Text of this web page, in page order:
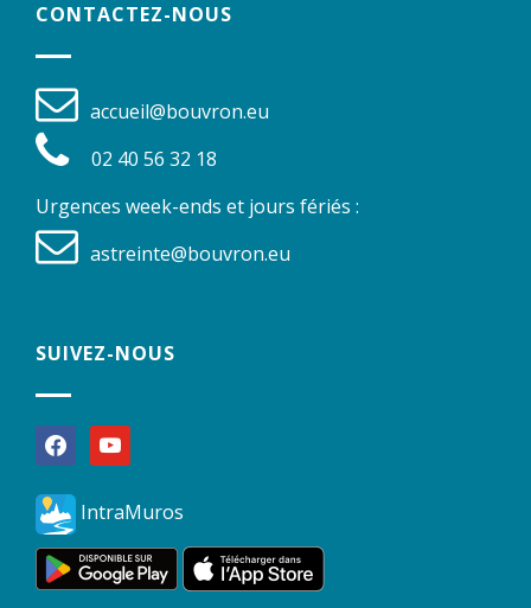
CONTACTEZ-NOUS
accueil@bouvron.eu
02 40 56 32 18
Urgences week-ends et jours fériés :
astreinte@bouvron.eu
SUIVEZ-NOUS
facebookyoutube
IntraMuros